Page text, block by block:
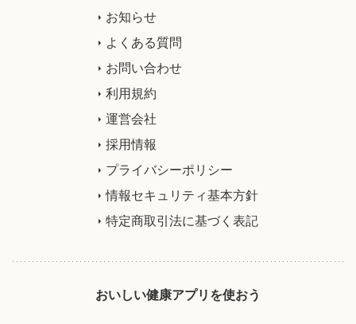
お知らせ
よくある質問
お問い合わせ
利用規約
運営会社
採用情報
プライバシーポリシー
情報セキュリティ基本方針
特定商取引法に基づく表記
おいしい健康アプリを使おう